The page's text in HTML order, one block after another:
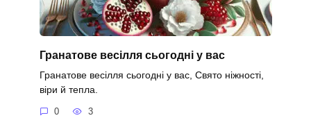
Гранатове весілля сьогодні у вас
Гранатове весілля сьогодні у вас, Свято ніжності,
віри й тепла.
0 3